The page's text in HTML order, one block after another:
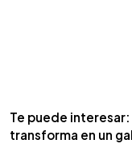
Te puede
transforma en un